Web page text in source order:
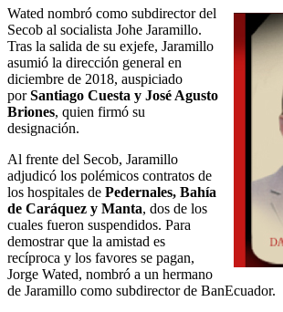
Wated nombró como subdirector del
Secob al socialista Johe Jaramillo.
Tras la salida de su exjefe, Jaramillo
asumió la dirección general en
diciembre de 2018, auspiciado
porSantiago Cuesta y José Agusto
Briones, quien firmó su
designación.
Al frente del Secob, Jaramillo
adjudicó los polémicos contratos de
los hospitales de Pedernales, Bahía
de Caráquez y Manta, dos de los
cuales fueron suspendidos. Para
demostrar que la amistad es
recíproca y los favores se pagan,
Jorge Wated, nombró a un hermano
de Jaramillo como subdirector de BanEcuador.